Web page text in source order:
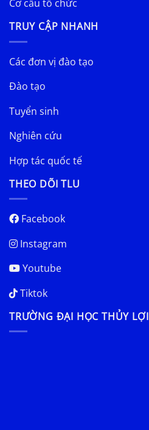
Cơ cấu tổ chức
TRUY CẬP NHANH
Các đơn vị đào tạo
Đào tạo
Tuyển sinh
Nghiên cứu
Hợp tác quốc tế
THEO DÕI TLU
Facebook
Instagram
Youtube
Tiktok
TRƯỜNG ĐẠI HỌC THỦY LỢI